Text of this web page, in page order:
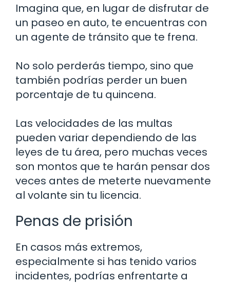
Imagina que, en lugar de disfrutar de
un paseo en auto, te encuentras con
un agente de tránsito que te frena.
No solo perderás tiempo, sino que
también podrías perder un buen
porcentaje de tu quincena.
Las velocidades de las multas
pueden variar dependiendo de las
leyes de tu área, pero muchas veces
son montos que te harán pensar dos
veces antes de meterte nuevamente
al volante sin tu licencia.
Penas de prisión
En casos más extremos,
especialmente si has tenido varios
incidentes, podrías enfrentarte a